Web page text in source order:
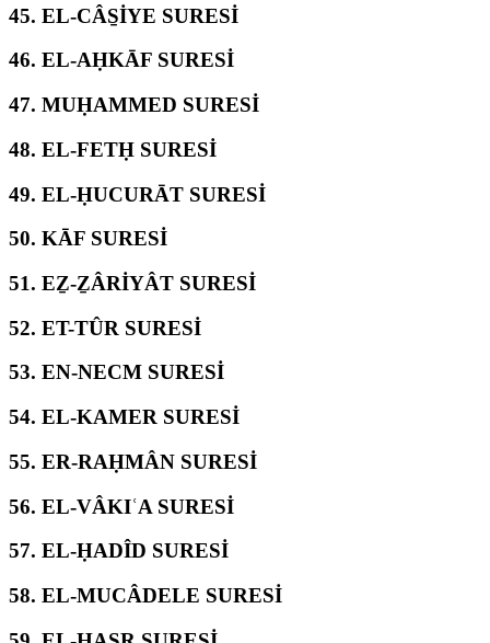
45. EL-CÂS̱İYE SURESİ
46. EL-AḤKĀF SURESİ
47. MUḤAMMED SURESİ
48. EL-FETḤ SURESİ
49. EL-ḤUCURĀT SURESİ
50. KĀF SURESİ
51. EẔ-ẔÂRİYÂT SURESİ
52. ET-TÛR SURESİ
53. EN-NECM SURESİ
54. EL-KAMER SURESİ
55. ER-RAḤMÂN SURESİ
56. EL-VÂKIʿA SURESİ
57. EL-ḤADÎD SURESİ
58. EL-MUCÂDELE SURESİ